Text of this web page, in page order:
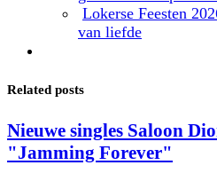
Lokerse Feesten
van liefde
Related posts
Nieuwe singles Saloon
"Jamming Forever"